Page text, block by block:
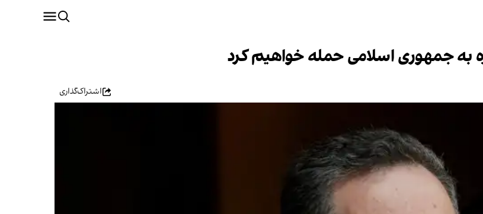
به جمهوری اسلامی حمله خواهیم کرد
اشتراک‌گذاری